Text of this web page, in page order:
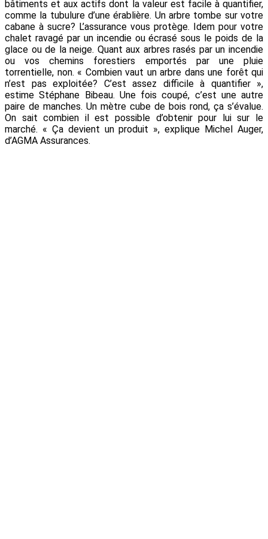
bâtiments et aux actifs dont la valeur est facile à quantifier,
comme la tubulure d’une érablière. Un arbre tombe sur votre
cabane à sucre? L’assurance vous protège. Idem pour votre
chalet ravagé par un incendie ou écrasé sous le poids de la
glace ou de la neige. Quant aux arbres rasés par un incendie
ou vos chemins forestiers emportés par une pluie
torrentielle, non. « Combien vaut un arbre dans une forêt qui
n’est pas exploitée? C’est assez difficile à quantifier »,
estime Stéphane Bibeau. Une fois coupé, c’est une autre
paire de manches. Un mètre cube de bois rond, ça s’évalue.
On sait combien il est possible d’obtenir pour lui sur le
marché. « Ça devient un produit », explique Michel Auger,
d’AGMA Assurances.